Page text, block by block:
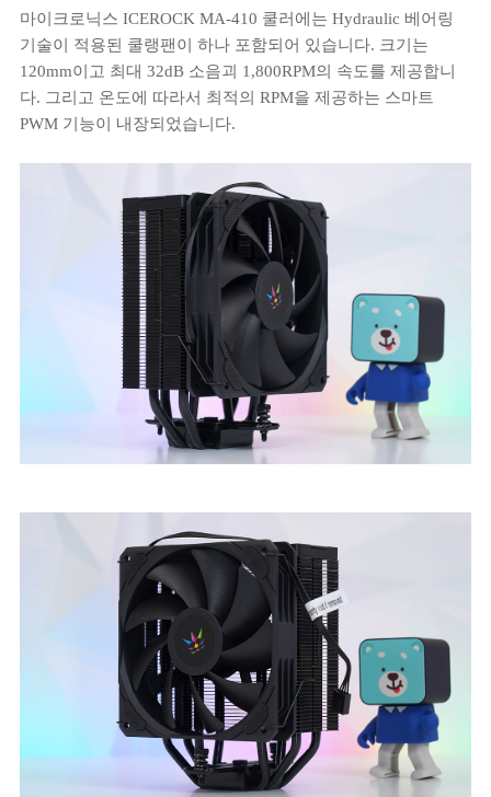
마이크로닉스 ICEROCK MA-410 쿨러에는 Hydraulic 베어링
기술이 적용된 쿨랭팬이 하나 포함되어 있습니다. 크기는
120mm이고 최대 32dB 소음괴 1,800RPM의 속도를 제공합니
다. 그리고 온도에 따라서 최적의 RPM을 제공하는 스마트
PWM 기능이 내장되었습니다.